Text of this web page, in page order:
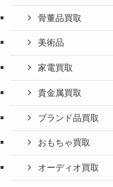
骨董品買取
美術品
家電買取
貴金属買取
ブランド品買取
おもちゃ買取
オーディオ買取